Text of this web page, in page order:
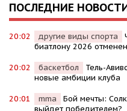
ПОСЛЕДНИЕ
20:02 другие виды спорта
биатлону 2026
20:02 баскетбол
Тель-
новые амбиции клуба
20:01 mma
Бой мечты: